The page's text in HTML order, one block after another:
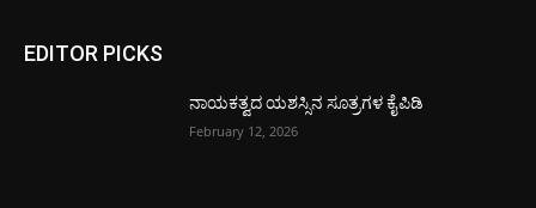
EDITOR PICKS
ನಾಯಕತ್ವದ ಯಶಸ್ಸಿನ ಸೂತ್ರಗಳ ಕೈಪಿಡಿ
February 12, 2026